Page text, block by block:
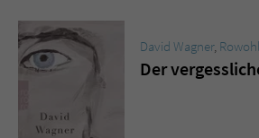
David Wagner,
Der